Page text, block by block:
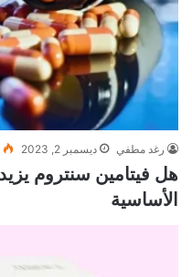
رغد مطفي ديسمبر 2, 2023
هل فيتامين سنتروم
الأساسية